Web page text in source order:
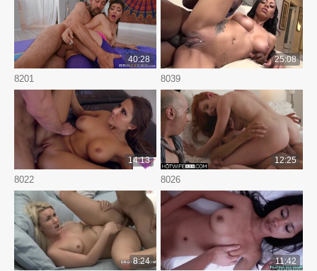
8201
40:28
8039
25:08
8022
14:13
8026
12:25
8:24 11:42